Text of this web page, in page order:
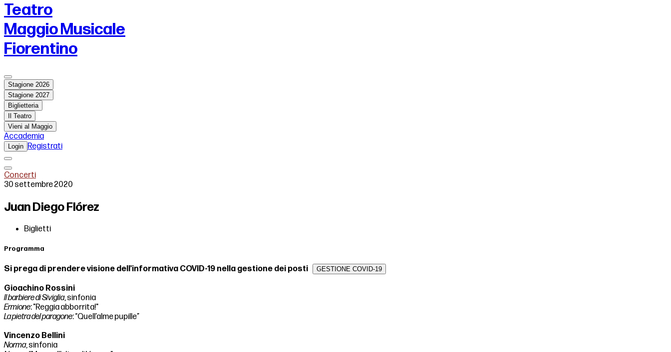
Teatro
Maggio Musicale
Fiorentino
Stagione 2026
Stagione 2027
Biglietteria
Il Teatro
Vieni al Maggio
Accademia
Login Registrati
Concerti
30 settembre 2020
Juan Diego Flórez
Biglietti
Programma
Si prega di prendere visione dell'informativa COVID-19 nella gestione dei posti GESTIONE COVID-19
Gioachino Rossini
Il barbiere di Siviglia, sinfonia
Ermione: "Reggia abborrita!"
La pietra del paragone: “Quell’alme pupille”
Vincenzo Bellini
Norma, sinfonia